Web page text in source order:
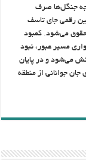
تنها ۱۰ درصد از بودجه جنگل‌ها صرف
رقمی جای تاسف
می‌شود. کمبود
مسیر عبور، نبود
می‌شود و در پایان
جوانانی از منطقه